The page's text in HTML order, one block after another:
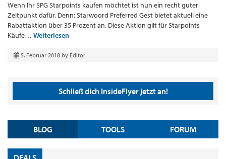
Wenn Ihr SPG Starpoints kaufen möchtet ist nun ein recht guter
Zeitpunkt dafür. Denn: Starwoord Preferred Gest bietet aktuell eine
Rabattaktion über 35 Prozent an. Diese Aktion gilt für Starpoints
Käufe… Weiterlesen
5. Februar 2018 by Editor
Schließ dich InsideFlyer jetzt an!
BLOG TOOLS FORUM